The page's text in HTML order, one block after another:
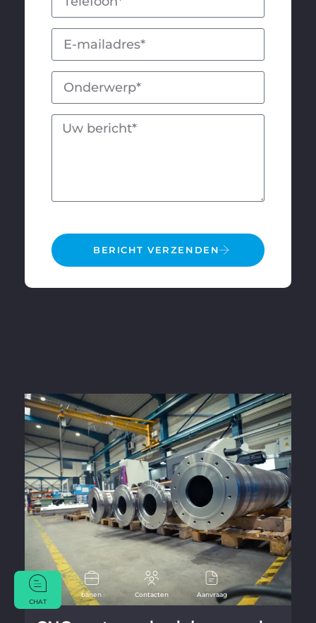
banen Contacten
Aanvraag
CHAT
BERICHT VERZENDEN